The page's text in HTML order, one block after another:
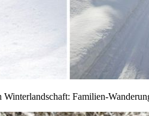
Winterlandschaft: Familien-